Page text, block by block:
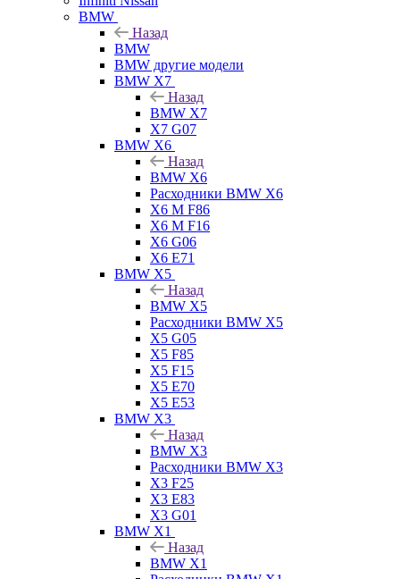
BMW
Назад
BMW
BMW другие модели
BMW X7
Назад
BMW X7
X7 G07
BMW X6
Назад
BMW X6
Расходники BMW X6
X6 M F86
X6 M F16
X6 G06
X6 E71
BMW X5
Назад
BMW X5
Расходники BMW X5
X5 G05
X5 F85
X5 F15
X5 E70
X5 E53
BMW X3
Назад
BMW X3
Расходники BMW X3
X3 F25
X3 E83
X3 G01
BMW X1
Назад
BMW X1